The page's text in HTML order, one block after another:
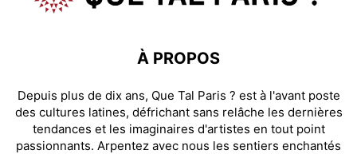
À PROPOS
Depuis plus de dix ans, Que Tal Paris ? est à l'avant poste
des cultures latines, défrichant sans relâche les dernières
tendances et les imaginaires d'artistes en tout point
passionnants. Arpentez avec nous les sentiers enchantés